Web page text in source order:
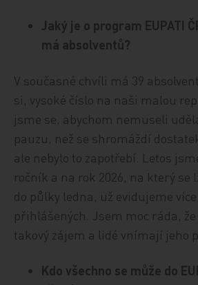
Jaký je o program EUPATI
má absolventů?
V současné chvíli má 39
si, vysoké číslo na naši malou
jsme se, abychom nemuseli
pauzu, než se shromáždí
ale nebylo to zapotřebí. Letos
ročník a na rok 2026, na který se
do půlky ledna, už evidujeme více
přihlášených. Jsem moc ráda, že
takový zájem a lidé vnímají jeho
Kdo všechno se může do